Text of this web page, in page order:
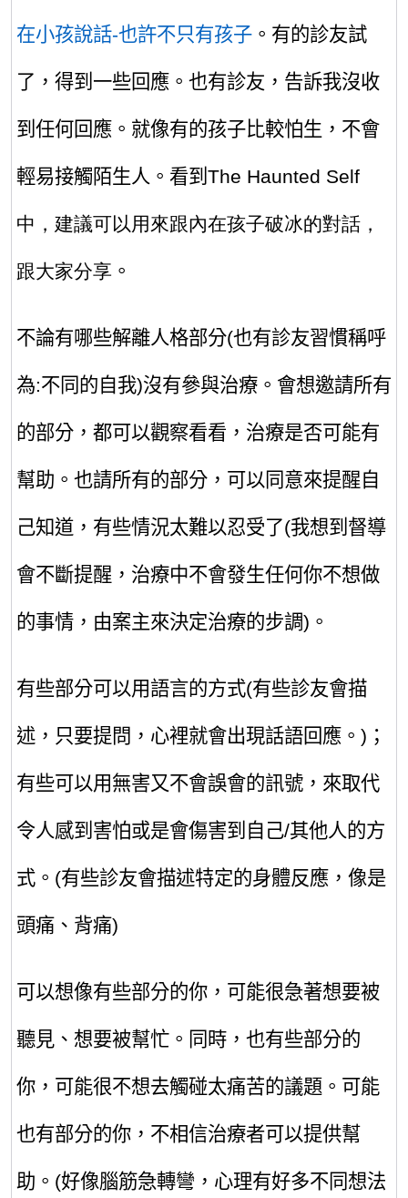
在小孩說話-也許不只有孩子 。有的診友試
了，得到一些回應。也有診友，告訴我沒收
到任何回應。就像有的孩子比較怕生，不會
輕易接觸陌生人。看到The Haunted Self
中，建議可以用來跟內在孩子破冰的對話，
跟大家分享 。
不論有哪些解離人格部分(也有診友習慣稱呼
為:不同的自我)沒有參與治療。會想邀請所有
的部分，都可以觀察看看，治療是否可能有
幫助。也請所有的部分，可以同意來提醒自
己知道，有些情況太難以忍受了(我想到督導
會不斷提醒，治療中不會發生任何你不想做
的事情，由案主來決定治療的步調)。
有些部分可以用語言的方式(有些診友會描
述，只要提問，心裡就會出現話語回應 。 )；
有些可以用無害又不會誤會的訊號，來取代
令人感到害怕或是會傷害到自己/其他人的方
式 。(有些診友會描述特定的身體反應，像是
頭痛、背痛)
可以想像有些部分的你 ，可能很急著想要被
聽見、想要被幫忙 。 同時，也有些部分的
你，可能很不想去觸碰太痛苦的議題 。可能
也有部分的你，不相信治療者可以提供幫
助 。(好像腦筋急轉彎 ，心理有好多不同想法